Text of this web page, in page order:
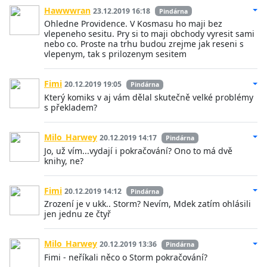
Hawwwran 23.12.2019 16:18 Pindárna
Ohledne Providence. V Kosmasu ho maji bez
vlepeneho sesitu. Pry si to maji obchody vyresit sami
nebo co. Proste na trhu budou zrejme jak reseni s
vlepenym, tak s prilozenym sesitem
Fimi 20.12.2019 19:05 Pindárna
Který komiks v aj vám dělal skutečně velké problémy
s překladem?
Milo_Harwey 20.12.2019 14:17 Pindárna
Jo, už vím...vydají i pokračování? Ono to má dvě
knihy, ne?
Fimi 20.12.2019 14:12 Pindárna
Zrození je v ukk.. Storm? Nevím, Mdek zatím ohlásili
jen jednu ze čtyř
Milo_Harwey 20.12.2019 13:36 Pindárna
Fimi - neříkali něco o Storm pokračování?